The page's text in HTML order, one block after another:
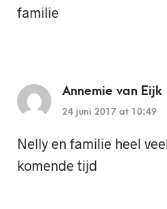
familie
Annemie van Eijk
24 juni 2017 at 10:49
Nelly en familie heel
komende tijd